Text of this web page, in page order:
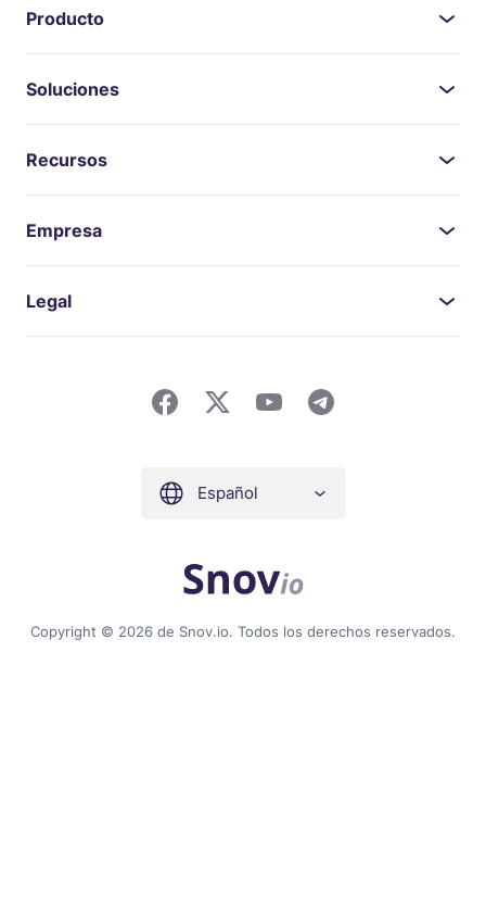
Producto
Soluciones
Recursos
Empresa
Legal
Copyright © 2026 de Snov.io. Todos los derechos reservados.
Español